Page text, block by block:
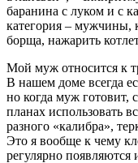
баранина с луком и с
категория – мужчины,
борща, нажарить
Мой муж относится к
В нашем доме всегда
но когда муж готовит,
планах использовать
разного «калибра»,
Это я вообще к чему
регулярно появляются